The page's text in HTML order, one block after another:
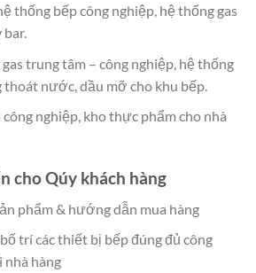
thống bếp công nghiệp, hệ thống gas
bar.
trung tâm – công nghiệp, hệ thống
nước, dầu mỡ cho khu bếp.
nghiệp, kho thực phẩm cho nhà
cho Qúy khách hàng
phẩm & hướng dẫn mua hàng
trí các thiết bị bếp đúng đủ công
nhà hàng